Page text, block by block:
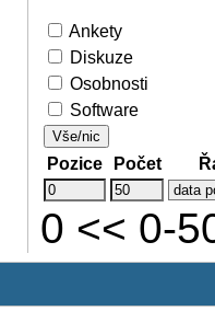
Ankety
Diskuze
Osobnosti
Software
Vše/nic
Pozice Počet
0 << 0-